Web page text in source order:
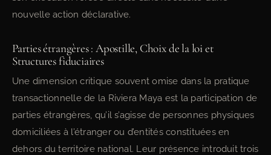
nouvelle action déclarative.
Parties étrangères : Apostille, Choix de la loi et
Structures fiduciaires
Une dimension critique souvent omise dans la pratique
transactionnelle de la Riviera Maya est la participation de
parties étrangères, qu’il s’agisse de personnes physiques
domiciliées à l’étranger ou d’entités constituées en
dehors du territoire national. Leur présence introduit trois